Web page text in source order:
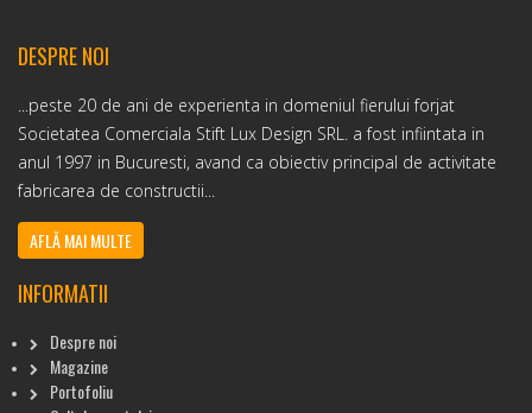
DESPRE NOI
...peste 20 de ani de experienta in domeniul fierului forjat
Societatea Comerciala Stift Lux Design SRL. a fost infiintata in
anul 1997 in Bucuresti, avand ca obiectiv principal de activitate
fabricarea de constructii...
AFLĂ MAI MULTE
INFORMATII
Despre noi
Magazine
Portofoliu